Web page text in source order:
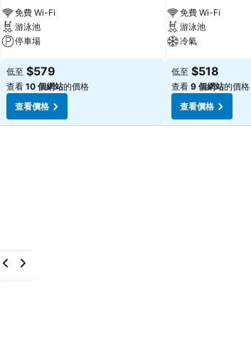
免費 Wi-Fi
游泳池
停車場
低至 $579
查看 10 個網站的價格
查看價格
免費 Wi-Fi
游泳池
冷氣
低至 $518
查看 9 個網站的價格
查看價格